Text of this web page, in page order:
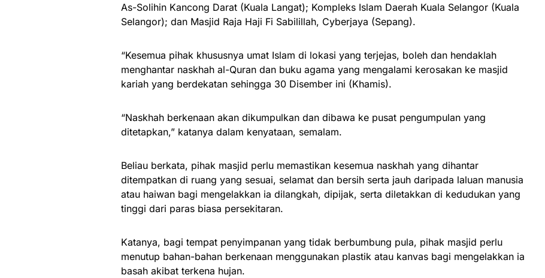
As-Solihin Kancong Darat (Kuala Langat); Kompleks Islam Daerah Kuala Selangor (Kuala
Selangor); dan Masjid Raja Haji Fi Sabilillah, Cyberjaya (Sepang).
“Kesemua pihak khususnya umat Islam di lokasi yang terjejas, boleh dan hendaklah
menghantar naskhah al-Quran dan buku agama yang mengalami kerosakan ke masjid
kariah yang berdekatan sehingga 30 Disember ini (Khamis).
“Naskhah berkenaan akan dikumpulkan dan dibawa ke pusat pengumpulan yang
ditetapkan,” katanya dalam kenyataan, semalam.
Beliau berkata, pihak masjid perlu memastikan kesemua naskhah yang dihantar
ditempatkan di ruang yang sesuai, selamat dan bersih serta jauh daripada laluan manusia
atau haiwan bagi mengelakkan ia dilangkah, dipijak, serta diletakkan di kedudukan yang
tinggi dari paras biasa persekitaran.
Katanya, bagi tempat penyimpanan yang tidak berbumbung pula, pihak masjid perlu
menutup bahan-bahan berkenaan menggunakan plastik atau kanvas bagi mengelakkan ia
basah akibat terkena hujan.